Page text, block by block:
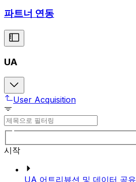
파트너 연동
UA
User Acquisition
시작
UA 어트리뷰션 및 데이터 공유